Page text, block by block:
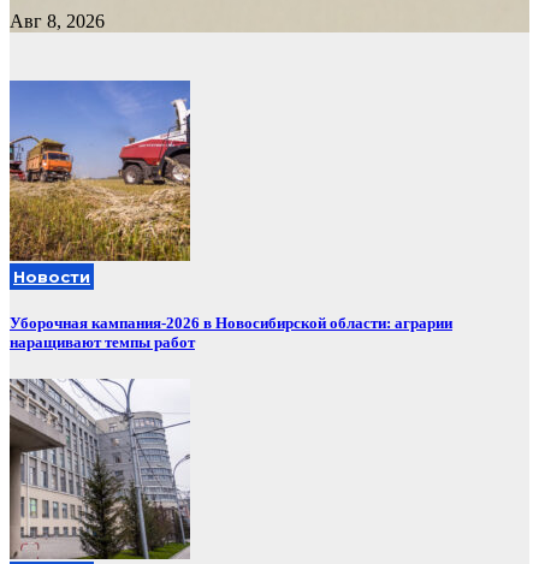
Авг 8, 2026
Новости
Уборочная кампания‑2026 в Новосибирской области: аграрии
наращивают темпы работ